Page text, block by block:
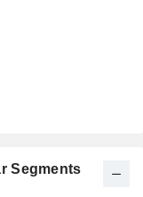
Segments